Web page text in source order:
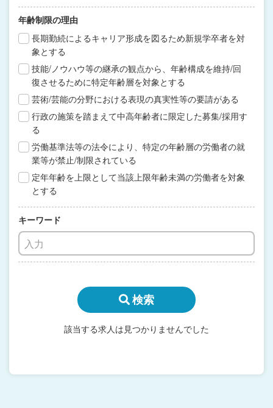
年齢制限の理由
長期勤続によるキャリア形成を図るため新規学卒者を対
象とする
技能/ノウハウ等の継承の観点から、年齢構成を維持/回
復させるために特定年齢層を対象とする
芸術/芸能の分野における表現の真実性等の要請がある
行政の施策を踏まえて中高年齢者に限定した募集/採用す
る
労働基準法等の法令により、特定の年齢層の労働者の就
業等が禁止/制限されている
定年年齢を上限として当該上限年齢未満の労働者を対象
とする
キーワード
検索
該当する求人は見つかりませんでした